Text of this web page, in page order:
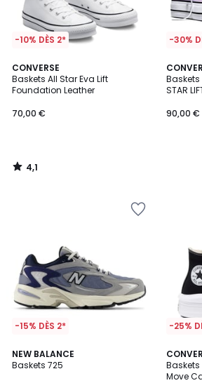
-10% DÈS 2*
CONVERSE
Baskets All Star Eva Lift
Foundation Leather
70,00 €
4,1
/ 5
4,1
/
-30%
Baskets
STAR
90,00 €
-15% DÈS 2*
NEW BALANCE
Baskets 725
-25%
Move
4,7
/ 5